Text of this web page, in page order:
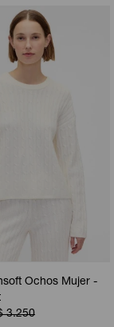
Ochos Mujer -
3.250